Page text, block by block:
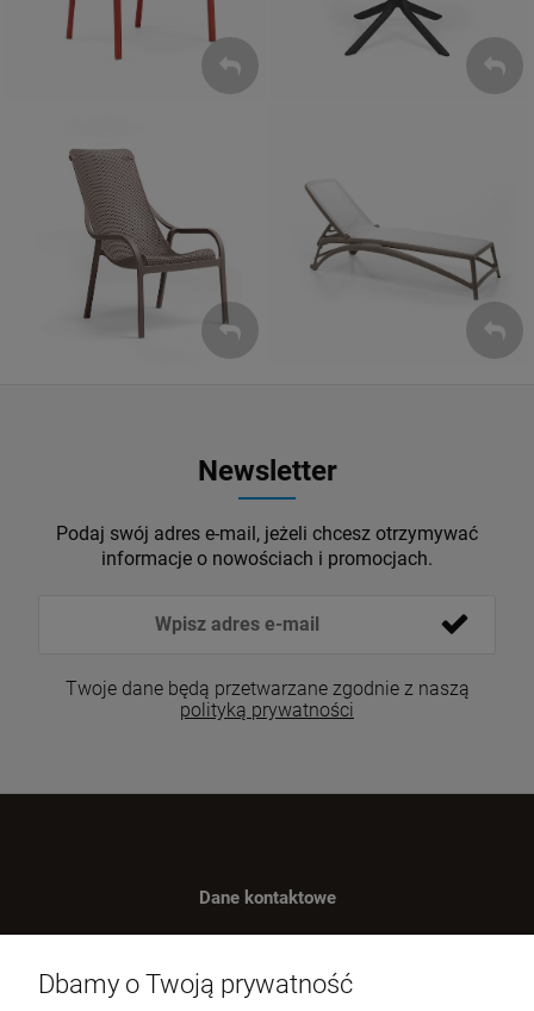
ZOBACZ ZOBACZ
Newsletter
Podaj swój adres e-mail, jeżeli chcesz otrzymywać
informacje o nowościach i promocjach.
Twoje dane będą przetwarzane zgodnie z naszą
polityką prywatności
Dane kontaktowe
ul. Wręczycka 268
42-202 Częstochowa
Dbamy o Twoją prywatność